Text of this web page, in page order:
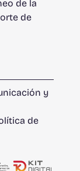
de la
de
y
de